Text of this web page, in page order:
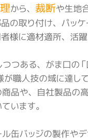
から、 裁断や生地
の取り付け、パッ
様に適材適所、活
つある、がま口の
が職人技の域に達し
商品や、自社製品の
います。
缶バッジの製作や